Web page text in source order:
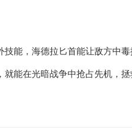
能，海德拉匕首能让敌方中
能在光暗战争中抢占先机，拯